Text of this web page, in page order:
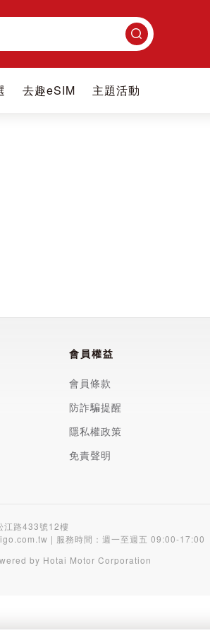
搜
尋
去趣eSIM 主題活動
會員權益
會員條款
防詐騙提醒
隱私權政策
免責聲明
江路433號12樓
| 服務時間：週一至週五 09:00-17:00
by Hotai Motor Corporation